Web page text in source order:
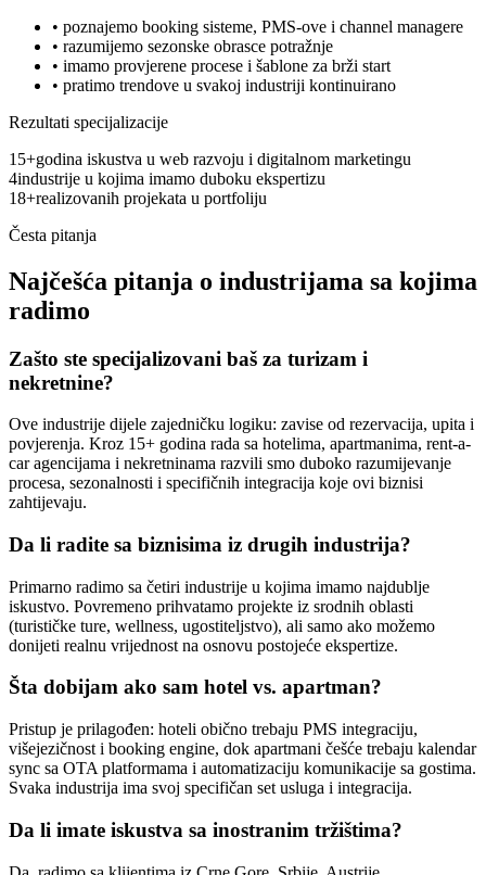
• poznajemo booking sisteme, PMS-ove i channel managere
• razumijemo sezonske obrasce potražnje
• imamo provjerene procese i šablone za brži start
• pratimo trendove u svakoj industriji kontinuirano
Rezultati specijalizacije
15+godina iskustva u web razvoju i digitalnom marketingu
4industrije u kojima imamo duboku ekspertizu
18+realizovanih projekata u portfoliju
Česta pitanja
Najčešća pitanja o industrijama sa kojima
radimo
Zašto ste specijalizovani baš za turizam i
nekretnine?
Ove industrije dijele zajedničku logiku: zavise od rezervacija, upita i
povjerenja. Kroz 15+ godina rada sa hotelima, apartmanima, rent-a-
car agencijama i nekretninama razvili smo duboko razumijevanje
procesa, sezonalnosti i specifičnih integracija koje ovi biznisi
zahtijevaju.
Da li radite sa biznisima iz drugih industrija?
Primarno radimo sa četiri industrije u kojima imamo najdublje
iskustvo. Povremeno prihvatamo projekte iz srodnih oblasti
(turističke ture, wellness, ugostiteljstvo), ali samo ako možemo
donijeti realnu vrijednost na osnovu postojeće ekspertize.
Šta dobijam ako sam hotel vs. apartman?
Pristup je prilagođen: hoteli obično trebaju PMS integraciju,
višejezičnost i booking engine, dok apartmani češće trebaju kalendar
sync sa OTA platformama i automatizaciju komunikacije sa gostima.
Svaka industrija ima svoj specifičan set usluga i integracija.
Da li imate iskustva sa inostranim tržištima?